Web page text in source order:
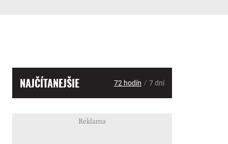
NAJČÍTANEJŠIE 72 hodín / 7 dní
Reklama